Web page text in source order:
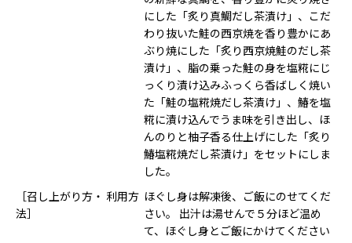
にした「炙り真鯛だし茶漬け」、こだ
わり抜いた鮭の西京焼を香り豊かにあ
ぶり焼にした「炙り西京焼鮭のだし茶
漬け」、脂の乗った鮭の身を塩糀にじ
っくり漬け込みふっくら香ばしく焼い
た「鮭の塩糀焼だし茶漬け」、鰆を塩
糀に漬け込んでうま味を引き出し、ほ
んのりと柚子香る仕上げにした「炙り
鰆塩糀焼だし茶漬け」をセットにしま
した。
［召し上がり方・ 利用方
法］
ほぐし身は解凍後、ご飯にのせてくだ
さい。 出汁は湯せんで５分ほど温め
て、ほぐし身とご飯にかけてください